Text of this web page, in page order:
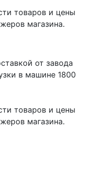
товаров и цены
магазина.
от завода
в машине 1800
товаров и цены
магазина.